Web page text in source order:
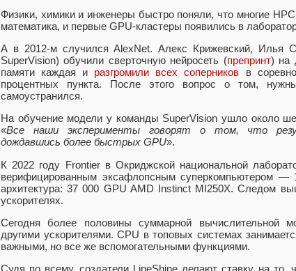
Физики, химики и инженеры быстро поняли, что многие
математика, и первые GPU-кластеры появились в
А в 2012-м случился AlexNet. Алекс Крижевский, Илья
SuperVision) обучили сверточную нейросеть (препринт) на
памяти каждая и разгромили всех соперников в
процентных пункта. После этого вопрос о том,
самоустранился.
На обучение модели у команды SuperVision ушло около
«Все наши эксперименты говорят о том, что
дождавшись более быстрых GPU».
К 2022 году Frontier в Окриджской национальной
верифицированным эксафлопсным суперкомпьютером —
архитектура: 37 000 GPU AMD Instinct MI250X. Следом
ускорителях.
Сегодня более половины суммарной вычислительной
другими ускорителями. CPU в топовых системах
важными, но все же вспомогательными функциями.